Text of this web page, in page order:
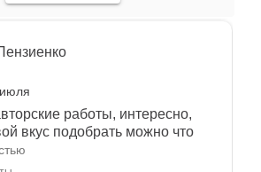
работы, интересно,
вкус подобрать можно что